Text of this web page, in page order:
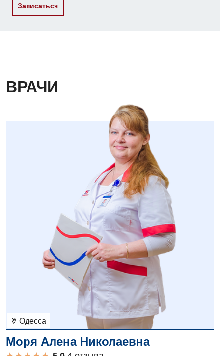
Записаться
ВРАЧИ
Одесса
Моря Алена Николаевна